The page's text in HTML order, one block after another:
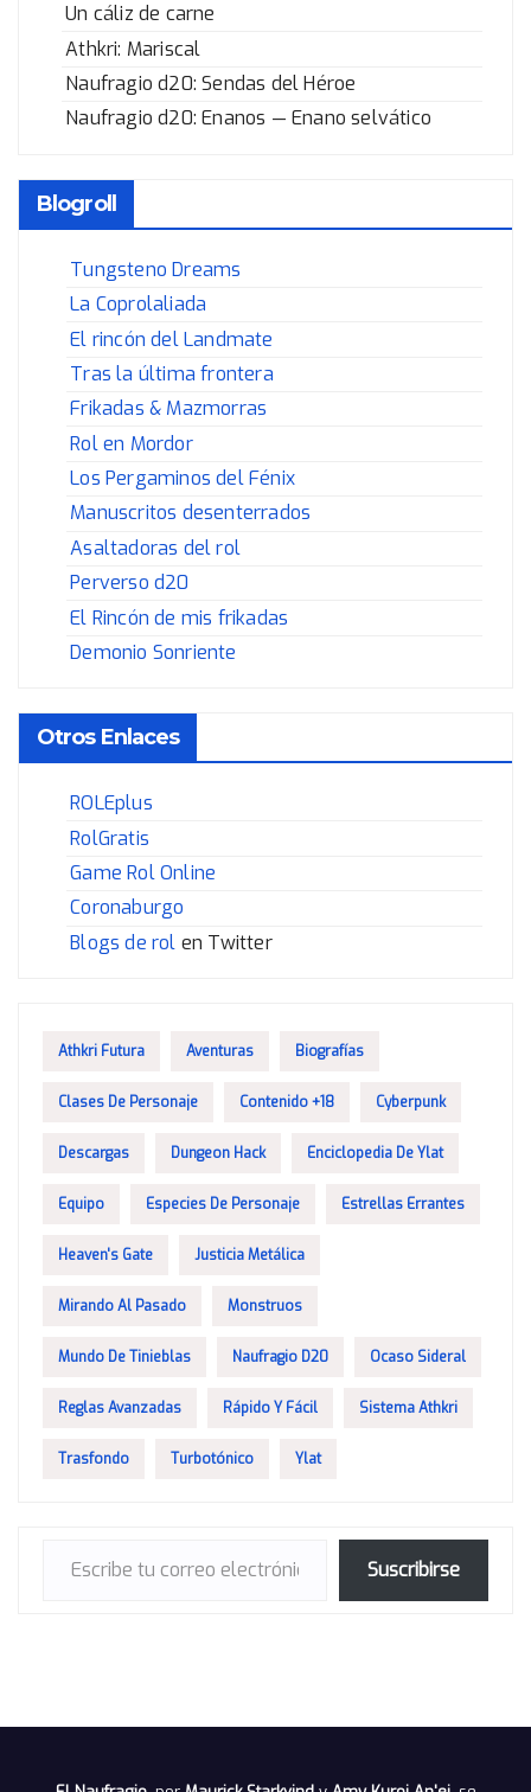
Un cáliz de carne
Athkri: Mariscal
Naufragio d20: Sendas del Héroe
Naufragio d20: Enanos — Enano selvático
Blogroll
Tungsteno Dreams
La Coprolaliada
El rincón del Landmate
Tras la última frontera
Frikadas & Mazmorras
Rol en Mordor
Los Pergaminos del Fénix
Manuscritos desenterrados
Asaltadoras del rol
Perverso d20
El Rincón de mis frikadas
Demonio Sonriente
Otros Enlaces
ROLEplus
RolGratis
Game Rol Online
Coronaburgo
Blogs de rol en Twitter
Athkri Futura Aventuras Biografías
Clases De Personaje Contenido +18 Cyberpunk
Descargas Dungeon Hack Enciclopedia De Ylat
Equipo Especies De Personaje Estrellas Errantes
Heaven's Gate Justicia Metálica
Mirando Al Pasado Monstruos
Mundo De Tinieblas Naufragio D20 Ocaso Sideral
Reglas Avanzadas Rápido Y Fácil Sistema Athkri
Trasfondo Turbotónico Ylat
Suscribirse